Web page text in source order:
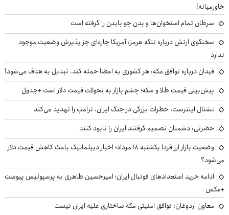
خاورمیانه!
سرطان تمام استخوان‌ها و بدن جو بایدن را گرفته است
سخنگوی ارتش درباره تنگه هرمز: آمریکا چاره‌ای جز پذیرش وضعیت موجود
ندارد
فیدان درباره توافق مکه: هر کشوری به اعضا حمله کند، تبدیل به هدف می‌شود!
پیش‌بینی قیمت طلا و سکه؛ چشم بازار به تحولات قیمت دلار است +جدول
نشنال اینترست: خطرات بزرگی در جنگ ایران، ترامپ را تهدید می‌کند
حضرتی: دشمنان تصمیم گرفتند ایران را نابود کنند
وضعیت بازار ارز فردا یکشنبه ۱۸ مرداد؛ اخبار دیپلماتیک باعث کاهش قیمت دلار
می‌شود؟
ادامه خرید استعدادهای فوتبال ایران؛ امیرحسین طاهری به پرسپولیس پیوست
+عکس
معاون اردوغان: توافق امنیتی مکه ساختاری علیه ایران نیست